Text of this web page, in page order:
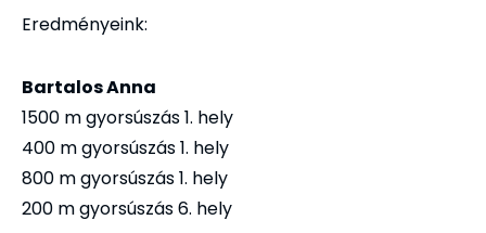
Eredményeink:
Bartalos Anna
1500 m gyorsúszás 1. hely
400 m gyorsúszás 1. hely
800 m gyorsúszás 1. hely
200 m gyorsúszás 6. hely